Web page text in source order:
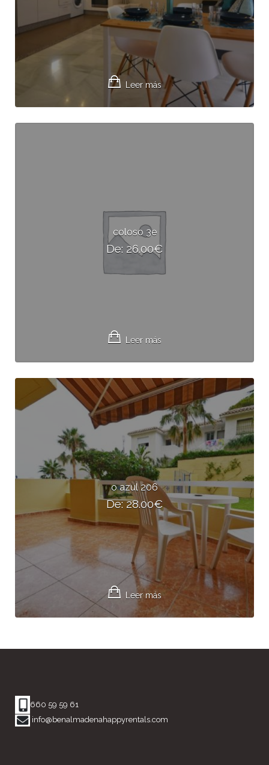
Leer más
coloso 3e
De: 26.00€
Leer más
o azul 206
De:28.00€
Leer más
660 59 59 61
info@benalmadenahappyrentals.com